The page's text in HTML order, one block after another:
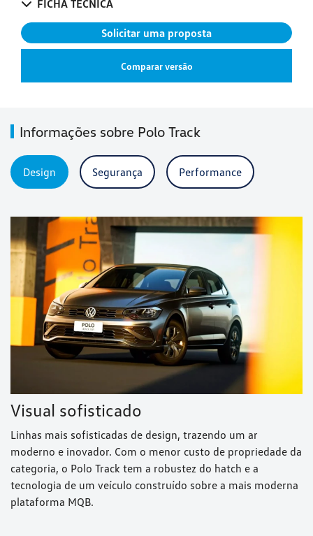
FICHA TÉCNICA
Solicitar uma proposta
Comparar versão
Informações sobre Polo Track
Design Segurança Performance
Visual sofisticado
Linhas mais sofisticadas de design, trazendo um ar
moderno e inovador. Com o menor custo de propriedade da
categoria, o Polo Track tem a robustez do hatch e a
tecnologia de um veículo construído sobre a mais moderna
plataforma MQB.